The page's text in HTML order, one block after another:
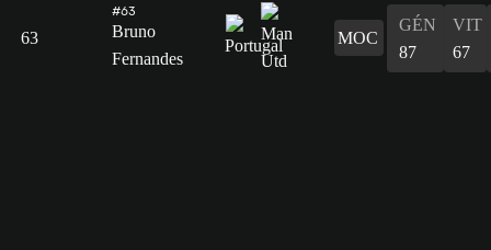
63
#63
Bruno
Fernandes
MOC
GÉN
87
VIT
67